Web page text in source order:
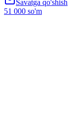
Savatga qo'shish
51 000 so'm